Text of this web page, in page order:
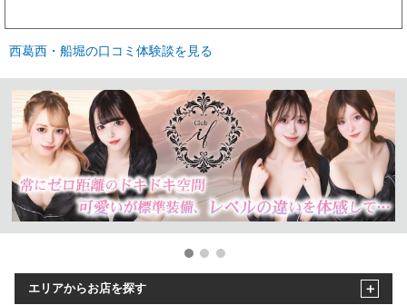
西葛西・船堀の口コミ体験談を見る
エリアからお店を探す